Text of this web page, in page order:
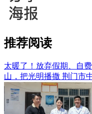
推荐阅读
太暖了！放弃假期、自
山，把光明播撒 荆门市